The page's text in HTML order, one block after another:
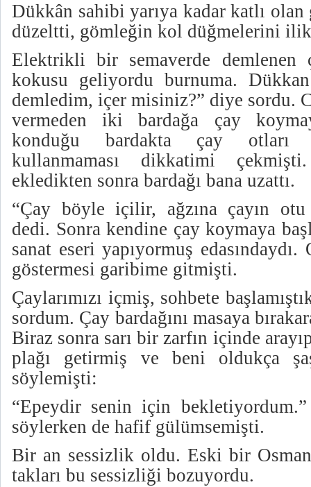
Dükkân sahibi yarıya kadar katlı
düzeltti, gömleğin kol düğmelerini
Elektrikli bir semaverde demlenen
kokusu geliyordu burnuma.
demledim, içer misiniz?” diye sordu.
vermeden iki bardağa çay
konduğu bardakta çay otları
kullanmaması dikkatimi
ekledikten sonra bardağı bana uzattı.
“Çay böyle içilir, ağzına çayın otu
dedi. Sonra kendine çay koymaya
sanat eseri yapıyormuş
göstermesi garibime gitmişti.
Çaylarımızı içmiş, sohbete
sordum. Çay bardağını masaya
Biraz sonra sarı bir zarfın içinde
plağı getirmiş ve beni oldukça
söylemişti:
“Epeydir senin için
söylerken de hafif gülümsemişti.
Bir an sessizlik oldu. Eski bir
takları bu sessizliği bozuyordu.